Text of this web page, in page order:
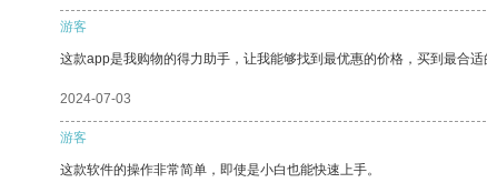
游客
这款app是我购物的得力助手，让我能够找到最优惠的价格，买到最合适
2024-07-03
游客
这款软件的操作非常简单，即使是小白也能快速上手。